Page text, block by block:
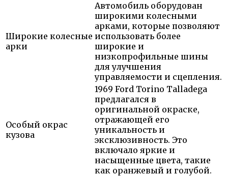
Широкие колесные
арки
Автомобиль оборудован
широкими колесными
арками, которые позволяют
использовать более
широкие и
низкопрофильные шины
для улучшения
управляемости и сцепления.
Особый окрас
кузова
1969 Ford Torino Talladega
предлагался в
оригинальной окраске,
отражающей его
уникальность и
эксклюзивность. Это
включало яркие и
насыщенные цвета, такие
как оранжевый и голубой.